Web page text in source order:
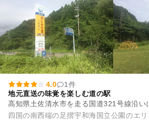
4.0
1件
地元直送の味覚を楽しむ道の駅
高知県土佐清水市を走る国道321号線沿い
四国の南西端の足摺宇和海国立公園のエ